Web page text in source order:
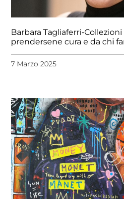
Barbara Tagliaferri-Collezioni
prendersene cura e da chi
7 Marzo 2025